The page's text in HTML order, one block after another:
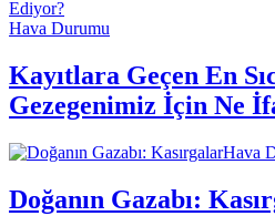
Hava Durumu
Kayıtlara Geçen En
Gezegenimiz İçin Ne
Hava
Doğanın Gazabı: